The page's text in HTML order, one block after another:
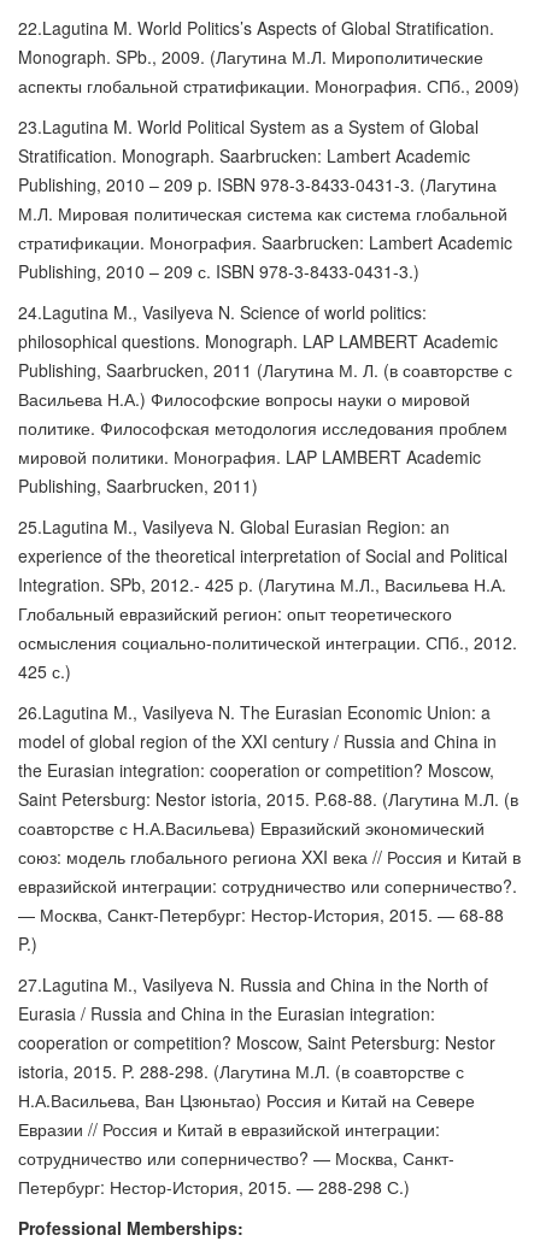
22.Lagutina M. World Politics’s Aspects of Global Stratification.
Monograph. SPb., 2009. (Лагутина М.Л. Мирополитические
аспекты глобальной стратификации. Монография. СПб., 2009)
23.Lagutina M. World Political System as a System of Global
Stratification. Monograph. Saarbrucken: Lambert Academic
Publishing, 2010 – 209 p. ISBN 978-3-8433-0431-3. (Лагутина
М.Л. Мировая политическая система как система глобальной
стратификации. Монография. Saarbrucken: Lambert Academic
Publishing, 2010 – 209 с. ISBN 978-3-8433-0431-3.)
24.Lagutina M., Vasilyeva N. Science of world politics:
philosophical questions. Monograph. LAP LAMBERT Academic
Publishing, Saarbrucken, 2011 (Лагутина М. Л. (в соавторстве с
Васильева Н.А.) Философские вопросы науки о мировой
политике. Философская методология исследования проблем
мировой политики. Монография. LAP LAMBERT Academic
Publishing, Saarbrucken, 2011)
25.Lagutina M., Vasilyeva N. Global Eurasian Region: an
experience of the theoretical interpretation of Social and Political
Integration. SPb, 2012.- 425 p. (Лагутина М.Л., Васильева Н.А.
Глобальный евразийский регион: опыт теоретического
осмысления социально-политической интеграции. СПб., 2012.
425 с.)
26.Lagutina M., Vasilyeva N. The Eurasian Economic Union: a
model of global region of the XXI century / Russia and China in
the Eurasian integration: cooperation or competition? Moscow,
Saint Petersburg: Nestor istoria, 2015. P.68-88. (Лагутина М.Л. (в
соавторстве с Н.А.Васильева) Евразийский экономический
союз: модель глобального региона XXI века // Россия и Китай в
евразийской интеграции: сотрудничество или соперничество?.
— Москва, Санкт-Петербург: Нестор-История, 2015. — 68-88
P.)
27.Lagutina M., Vasilyeva N. Russia and China in the North of
Eurasia / Russia and China in the Eurasian integration:
cooperation or competition? Moscow, Saint Petersburg: Nestor
istoria, 2015. P. 288-298. (Лагутина М.Л. (в соавторстве с
Н.А.Васильева, Ван Цзюньтао) Россия и Китай на Севере
Евразии // Россия и Китай в евразийской интеграции:
сотрудничество или соперничество? — Москва, Санкт-
Петербург: Нестор-История, 2015. — 288-298 С.)
Professional Memberships: